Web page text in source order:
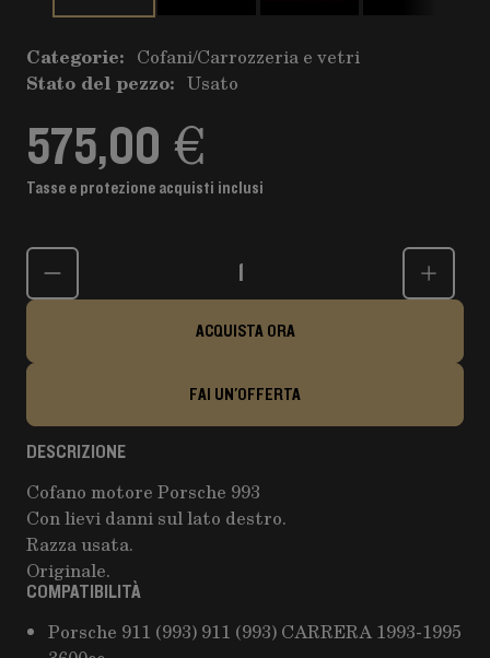
Categorie: Cofani/Carrozzeria e vetri
Stato del pezzo: Usato
575,00 €
Tasse e protezione acquisti inclusi
Quantità
ACQUISTA ORA
FAI UN'OFFERTA
DESCRIZIONE
Cofano motore Porsche 993
Con lievi danni sul lato destro.
Razza usata.
Originale.
COMPATIBILITÀ
Porsche 911 (993) 911 (993) CARRERA 1993-1995